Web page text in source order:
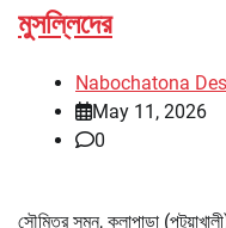
মুসল্লিদের
Nabochatona
May 11, 2026
0
সৌমিত্র সুমন, কলাপাড়া